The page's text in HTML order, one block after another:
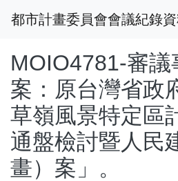
都市計畫委員會會議紀錄
MOIO4781-審議
案：原台灣省政
草嶺風景特定區
通盤檢討暨人民
畫）案」。